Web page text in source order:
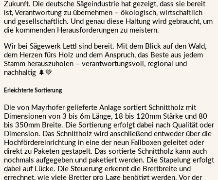
Zukunft. Die deutsche Sägeindustrie hat gezeigt, dass sie bereit
ist, Verantwortung zu übernehmen – ökologisch, wirtschaftlich
und gesellschaftlich. Und genau diese Haltung wird gebraucht, um
die kommenden Herausforderungen zu meistern.
Wir bei Sägewerk Lettl sind bereit. Mit dem Blick auf den Wald,
dem Herzen fürs Holz und dem Anspruch, das Beste aus jedem
Stamm herauszuholen – verantwortungsvoll, regional und
nachhaltig 🌲💚
Erleichterte Sortierung
Die von Mayrhofer gelieferte Anlage sortiert Schnittholz mit
Dimensionen von 3 bis 6m Länge, 18 bis 120mm Stärke und 80
bis 350mm Breite. Die Sortierung erfolgt dabei nach Qualität oder
Dimension. Das Schnittholz wird anschließend entweder über die
Hochfördereinrichtung in eine der neun Fallboxen geleitet oder
direkt zu Paketen gestapelt. Das sortierte Schnittholz kann auch
nochmals aufgegeben und paketiert werden. Die Stapelung erfolgt
dabei auf Lücke. Die Steuerung erkennt die Brettbreite und
errechnet, wie viele Bretter pro Lage benötigt werden. Vor der